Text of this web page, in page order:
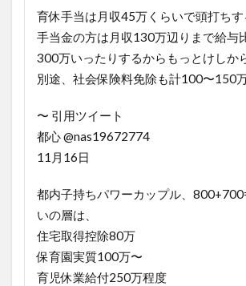
育休手当は月収45万くらいで頭打ち
手当金の方は月収130万辺りまで給与
300万いったりするからもっとけしか
別途、社会保険料免除も計100〜150万
〜 引用ツイート
都心 @nas19672774
11月16日
都内子持ちパワーカップル、
いの層は、
住宅取得控除80万
保育園実質100万〜
育児休業給付250万程度